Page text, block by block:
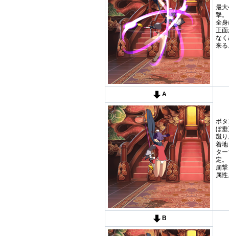
最
撃。
全
正
な
来る
A
ボ
ぼ
蹴り
着
タ
定。
崩
属
B